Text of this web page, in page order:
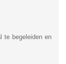
te begeleiden en